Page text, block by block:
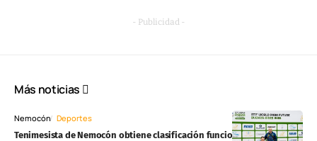
- Publicidad -
Más noticias
Nemocón Deportes
Tenimesista de Nemocón obtiene clasificación funcional